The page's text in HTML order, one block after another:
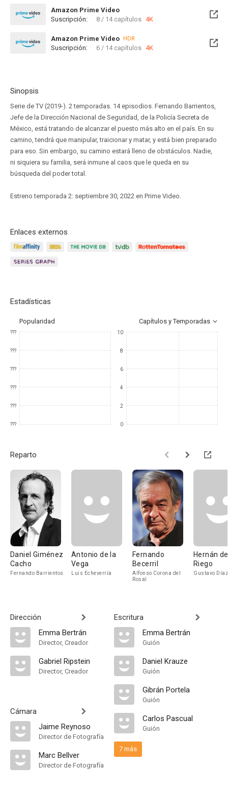
Amazon Prime Video
Suscripción:
8 / 14 capítulos 4K
Amazon Prime Video HDR
Suscripción: 6 / 14 capítulos 4K
Sinopsis
Serie de TV (2019-). 2 temporadas. 14 episodios. Fernando Barrientos,
Jefe de la Dirección Nacional de Seguridad, de la Policía Secreta de
México, está tratando de alcanzar el puesto más alto en el país. En su
camino, tendrá que manipular, traicionar y matar, y está bien preparado
para eso. Sin embargo, su camino estará lleno de obstáculos. Nadie,
ni siquiera su familia, será inmune al caos que le queda en su
búsqueda del poder total.
Estreno temporada 2: septiembre 30, 2022 en Prime Video.
Enlaces externos
Estadísticas
Popularidad Capítulos y Temporadas
???
???
???
???
???
???
10
8
6
4
2
0
Reparto
Daniel Giménez
Cacho
Fernando Barrientos
Antonio de la
Vega
Luis Echeverría
Fernando
Becerril
Alfonso Corona del
Rosal
Hernán
Riego
Gustavo
Dirección
Emma Bertrán
Director, Creador
Gabriel Ripstein
Director, Creador
Cámara
Jaime Reynoso
Director de Fotografía
Marc Bellver
Director de Fotografía
Escritura
Emma Bertrán
Guión
Daniel Krauze
Guión
Gibrán Portela
Guión
Carlos Pascual
Guión
7 más